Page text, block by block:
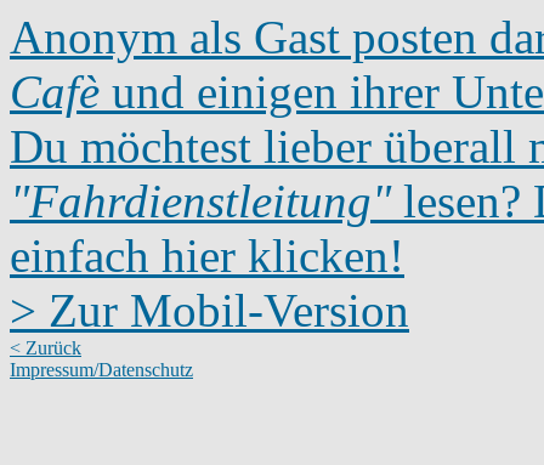
Anonym als Gast posten
Cafè und einigen ihrer
Du möchtest lieber überall
"Fahrdienstleitung"lesen?
einfach hier klicken!
> Zur Mobil-Version
< Zurück
Impressum/Datenschutz